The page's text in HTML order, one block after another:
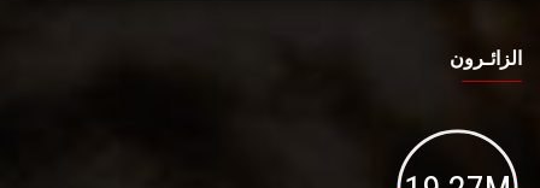
الزائـرون